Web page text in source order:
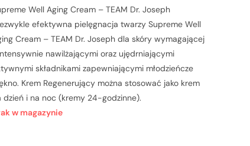
Well Aging Cream – TEAM Dr. Joseph
efektywna pielęgnacja twarzy Supreme Well
Cream – TEAM Dr. Joseph dla skóry wymagającej
nawilżającymi oraz ujędrniającymi
składnikami zapewniającymi młodzieńcze
Krem Regenerujący można stosować jako krem
dzień i na noc (kremy 24-godzinne).
w magazynie